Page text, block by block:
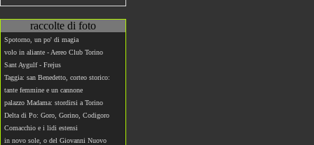
raccolte di foto
Spotorno, un po' di magia
volo in aliante - Aereo Club Torino
Sant Aygulf - Frejus
Taggia: san Benedetto, corteo storico:
tante femmine e un cannone
palazzo Madama: stordirsi a Torino
Delta di Po: Goro, Gorino, Codigoro
Comacchio e i lidi estensi
in novo sole, o del Giovanni Nuovo